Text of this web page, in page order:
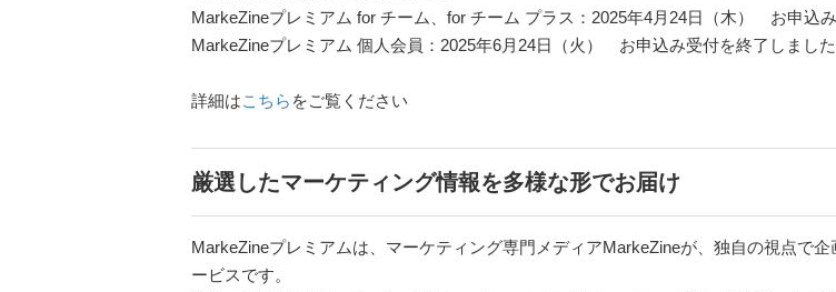
MarkeZineプレミアム for チーム、for チーム プラス：2025年4月24日（木） お申込み
MarkeZineプレミアム 個人会員：2025年6月24日（火） お申込み受付を終了しました
詳細はこちら をご覧ください
厳選したマーケティング情報を多様な形でお届け
MarkeZineプレミアムは、マーケティング専門メディアMarkeZineが、独自の視点で
ービスです。